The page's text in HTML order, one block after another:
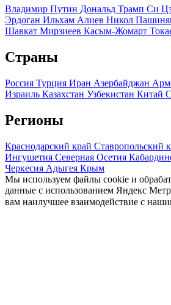
Владимир Путин Дональд Трамп Си
Эрдоган Ильхам Алиев Никол
Шавкат Мирзиеев Касым-Жомарт
Страны
Россия Турция Иран Азербайджан
Израиль Казахстан Узбекистан Китай
Регионы
Краснодарский край Ставропольский
Ингушетия Северная Осетия
Черкесия Адыгея Крым
Мы используем файлы cookie и
данные с использованием Яндекс
вам наилучшее взаимодействие с